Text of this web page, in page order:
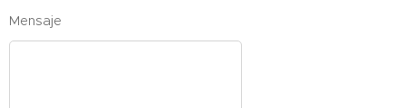
Mensaje